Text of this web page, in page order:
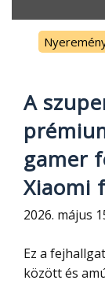
A
gamer
Xiaomi
2026. május
Ez a
között és